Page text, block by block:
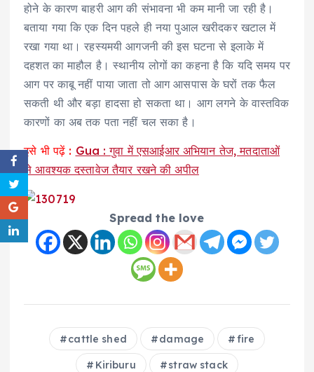
होने के कारण बाहरी आग की संभावना भी कम मानी जा रही है।
बताया गया कि एक दिन पहले ही नया पुआल खरीदकर खटाल में
रखा गया था। रहस्यमयी आगजनी की इस घटना से इलाके में
दहशत का माहौल है। स्थानीय लोगों का कहना है कि यदि समय पर
आग पर काबू नहीं पाया जाता तो आग आसपास के घरों तक फैल
सकती थी और बड़ा हादसा हो सकता था। आग लगने के वास्तविक
कारणों का अब तक पता नहीं चल सका है।
इसे भी पढ़ें : Gua : गुवा में एसआईआर अभियान तेज, मतदाताओं
से आवश्यक दस्तावेज तैयार रखने की अपील
Spread the love
cattle shed damage fire
Kiriburu straw stack